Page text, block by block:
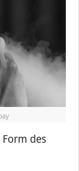
Form des